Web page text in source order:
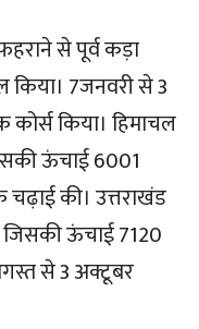
से पूर्व कड़ा
किया। 7जनवरी से 3
किया। हिमाचल
ऊंचाई 6001
की। उत्तराखंड
जिसकी ऊंचाई 7120
से 3 अक्टूबर